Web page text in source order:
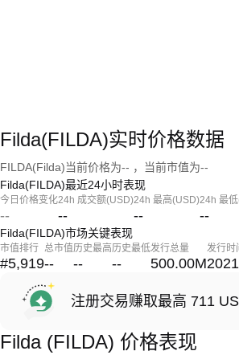
Filda(FILDA)实时价格数据
FILDA(Filda)当前价格为-- ，当前市值为--
Filda(FILDA)最近24小时表现
今日价格变化
--
24h 成交额(USD)
--
24h 最高(USD)
--
24h 最
--
Filda(FILDA)市场关键表现
市值排行
#5,919
总市值
--
历史最高
--
历史最低
--
发行总量
500.00M
发行时
注册交易赚取最高 711
Filda (FILDA) 价格表现